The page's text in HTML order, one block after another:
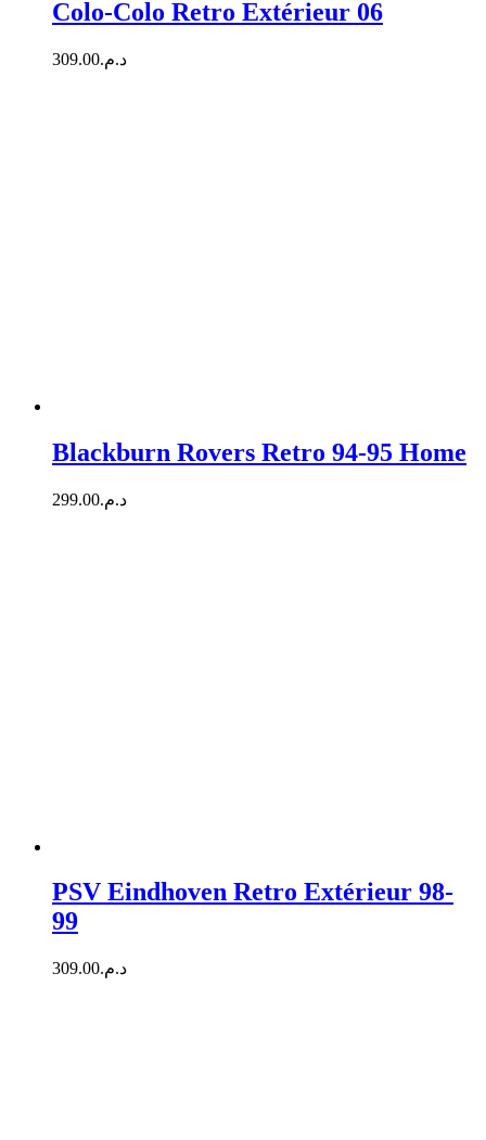
Colo-Colo Retro Extérieur 06
د.م.309.00
Blackburn Rovers Retro 94-95 Home
د.م.299.00
PSV Eindhoven Retro Extérieur 98-
99
د.م.309.00